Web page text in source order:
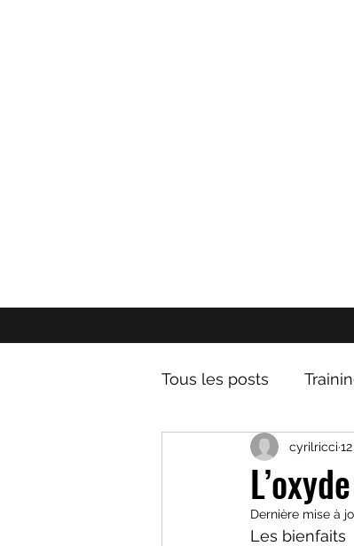
Tous les posts
les matières grasses
nutrition sportive
cyrilricci
Dernière mise à
Les bienfaits